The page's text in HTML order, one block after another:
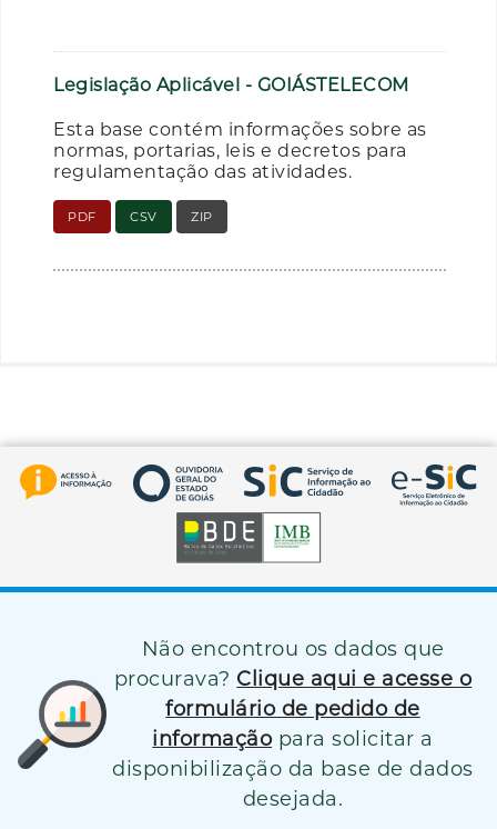
Legislação Aplicável - GOIÁSTELECOM
Esta base contém informações sobre as
normas, portarias, leis e decretos para
regulamentação das atividades.
PDF CSV ZIP
Não encontrou os dados que
procurava? Clique aqui e acesse o
formulário de pedido de
informação para solicitar a
disponibilização da base de dados
desejada.